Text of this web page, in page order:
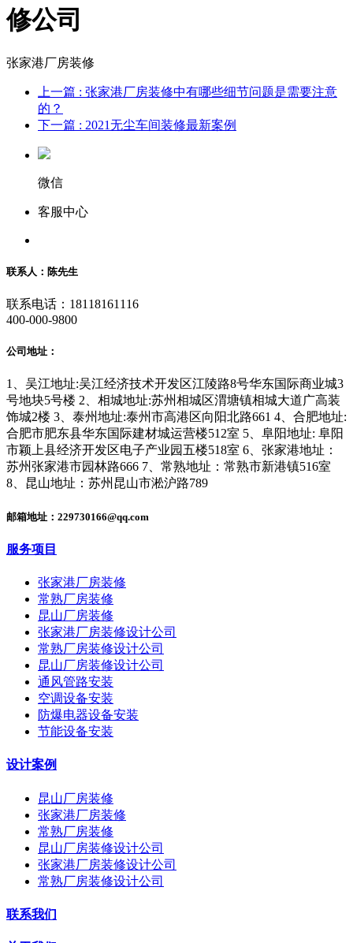
修公司
张家港厂房装修
上一篇 : 张家港厂房装修中有哪些细节问题是需要注意
的？
下一篇 : 2021无尘车间装修最新案例
微信
客服中心
联系人：陈先生
联系电话：18118161116
400-000-9800
公司地址：
1、吴江地址:吴江经济技术开发区江陵路8号华东国际商业城3
号地块5号楼 2、相城地址:苏州相城区渭塘镇相城大道广高装
饰城2楼 3、泰州地址:泰州市高港区向阳北路661 4、合肥地址:
合肥市肥东县华东国际建材城运营楼512室 5、阜阳地址: 阜阳
市颖上县经济开发区电子产业园五楼518室 6、张家港地址：
苏州张家港市园林路666 7、常熟地址：常熟市新港镇516室
8、昆山地址：苏州昆山市淞沪路789
邮箱地址：229730166@qq.com
服务项目
张家港厂房装修
常熟厂房装修
昆山厂房装修
张家港厂房装修设计公司
常熟厂房装修设计公司
昆山厂房装修设计公司
通风管路安装
空调设备安装
防爆电器设备安装
节能设备安装
设计案例
昆山厂房装修
张家港厂房装修
常熟厂房装修
昆山厂房装修设计公司
张家港厂房装修设计公司
常熟厂房装修设计公司
联系我们